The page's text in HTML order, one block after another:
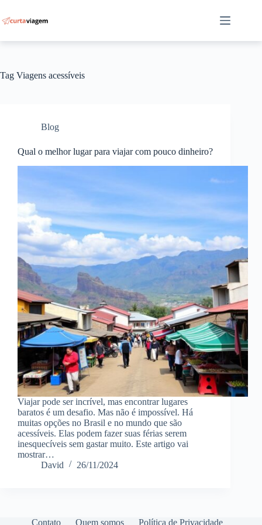
para
o
Tag Viagens acessíveis
Blog
Qual o melhor lugar para viajar com pouco dinheiro?
Viajar pode ser incrível, mas encontrar lugares
baratos é um desafio. Mas não é impossível. Há
muitas opções no Brasil e no mundo que são
acessíveis. Elas podem fazer suas férias serem
inesquecíveis sem gastar muito. Este artigo vai
mostrar…
David
26/11/2024
Contato Quem somos Política de Privacidade